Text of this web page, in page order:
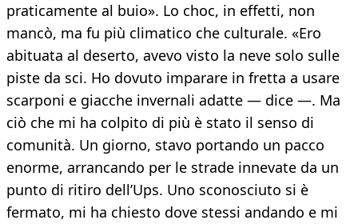
praticamente al buio». Lo choc, in effetti, non
mancò, ma fu più climatico che culturale. «Ero
abituata al deserto, avevo visto la neve solo sulle
piste da sci. Ho dovuto imparare in fretta a usare
scarponi e giacche invernali adatte — dice —. Ma
ciò che mi ha colpito di più è stato il senso di
comunità. Un giorno, stavo portando un pacco
enorme, arrancando per le strade innevate da un
punto di ritiro dell’Ups. Uno sconosciuto si è
fermato, mi ha chiesto dove stessi andando e mi